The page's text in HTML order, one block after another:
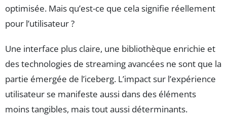
optimisée. Mais qu’est-ce que cela signifie réellement
pour l’utilisateur ?
Une interface plus claire, une bibliothèque enrichie et
des technologies de streaming avancées ne sont que la
partie émergée de l’iceberg. L’impact sur l’expérience
utilisateur se manifeste aussi dans des éléments
moins tangibles, mais tout aussi déterminants.